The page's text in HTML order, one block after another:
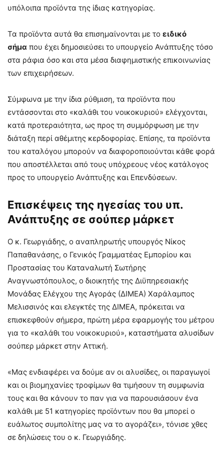
υπόλοιπα προϊόντα της ίδιας κατηγορίας.
Τα προϊόντα αυτά θα επισημαίνονται με το ειδικό
σήμα που έχει δημοσιεύσει το υπουργείο Ανάπτυξης τόσο
στα ράφια όσο και στα μέσα διαφημιστικής επικοινωνίας
των επιχειρήσεων.
Σύμφωνα με την ίδια ρύθμιση, τα προϊόντα που
εντάσσονται στο «καλάθι του νοικοκυριού» ελέγχονται,
κατά προτεραιότητα, ως προς τη συμμόρφωση με την
διάταξη περί αθέμιτης κερδοφορίας. Επίσης, τα προϊόντα
του καταλόγου μπορούν να διαφοροποιούνται κάθε φορά
που αποστέλλεται από τους υπόχρεους νέος κατάλογος
προς το υπουργείο Ανάπτυξης και Επενδύσεων.
Επισκέψεις της ηγεσίας του υπ.
Ανάπτυξης σε σούπερ μάρκετ
Ο κ. Γεωργιάδης, ο αναπληρωτής υπουργός Νίκος
Παπαθανάσης, ο Γενικός Γραμματέας Εμπορίου και
Προστασίας του Καταναλωτή Σωτήρης
Αναγνωστόπουλος, ο διοικητής της Διϋπηρεσιακής
Μονάδας Ελέγχου της Αγοράς (ΔΙΜΕΑ) Χαράλαμπος
Μελισσινός και ελεγκτές της ΔΙΜΕΑ, πρόκειται να
επισκεφθούν σήμερα, πρώτη μέρα εφαρμογής του μέτρου
για το «καλάθι του νοικοκυριού», καταστήματα αλυσίδων
σούπερ μάρκετ στην Αττική.
«Μας ενδιαφέρει να δούμε αν οι αλυσίδες, οι παραγωγοί
και οι βιομηχανίες τροφίμων θα τιμήσουν τη συμφωνία
τους και θα κάνουν το παν για να παρουσιάσουν ένα
καλάθι με 51 κατηγορίες προϊόντων που θα μπορεί ο
ευάλωτος συμπολίτης μας να το αγοράζει», τόνισε χθες
σε δηλώσεις του ο κ. Γεωργιάδης.